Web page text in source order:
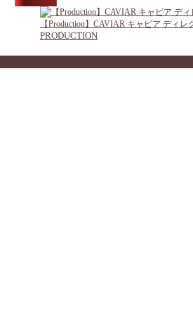
【Production】CAVIAR キャビア ディ
PRODUCTION